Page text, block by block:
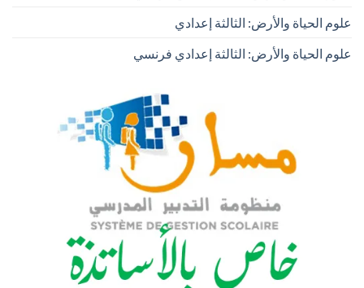
علوم الحياة والأرض: الثالثة إعدادي
علوم الحياة والأرض: الثالثة إعدادي فرنسي